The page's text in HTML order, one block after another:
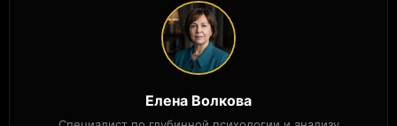
Елена Волкова